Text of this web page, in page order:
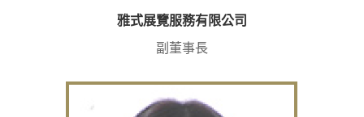
雅式展覽服務有限公司
副董事長